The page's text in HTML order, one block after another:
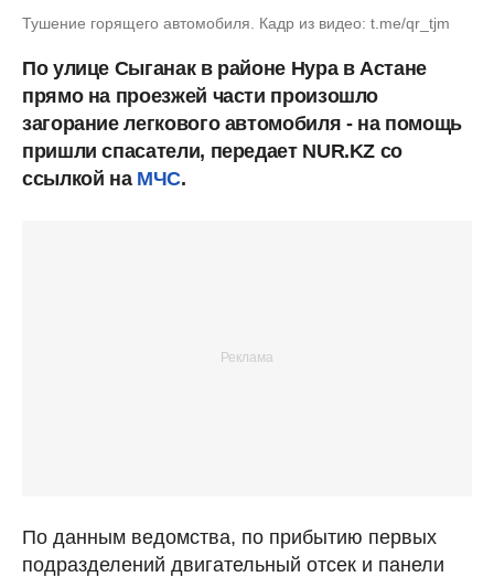
Тушение горящего автомобиля. Кадр из видео: t.me/qr_tjm
По улице Сыганак в районе Нура в Астане
прямо на проезжей части произошло
загорание легкового автомобиля - на помощь
пришли спасатели, передает NUR.KZ со
ссылкой на МЧС.
По данным ведомства, по прибытию первых
подразделений двигательный отсек и панели